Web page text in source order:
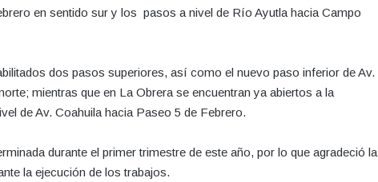
en sentido sur y los pasos a nivel de Río Ayutla hacia Campo
dos pasos superiores, así como el nuevo paso inferior de Av.
mientras que en La Obrera se encuentran ya abiertos a la
de Av. Coahuila hacia Paseo 5 de Febrero.
durante el primer trimestre de este año, por lo que agradeció la
la ejecución de los trabajos.